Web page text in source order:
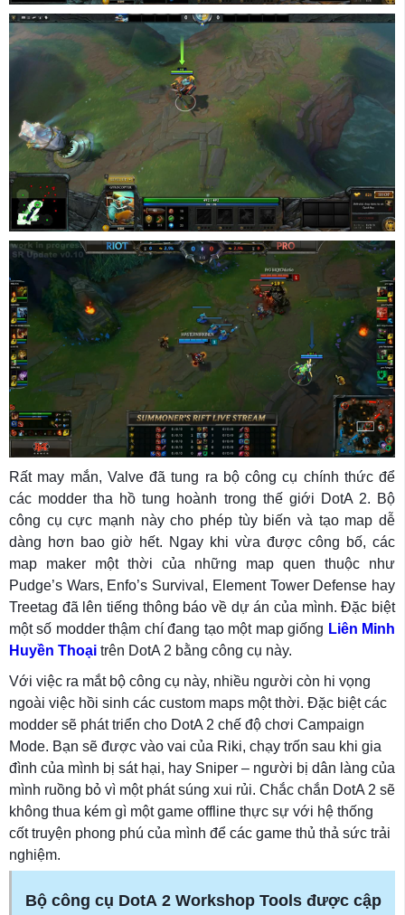
Rất may mắn, Valve đã tung ra bộ công cụ chính thức để
các modder tha hồ tung hoành trong thế giới DotA 2. Bộ
công cụ cực mạnh này cho phép tùy biến và tạo map dễ
dàng hơn bao giờ hết. Ngay khi vừa được công bố, các
map maker một thời của những map quen thuộc như
Pudge’s Wars, Enfo’s Survival, Element Tower Defense hay
Treetag đã lên tiếng thông báo về dự án của mình. Đặc biệt
một số modder thậm chí đang tạo một map giống Liên Minh
Huyền Thoại trên DotA 2 bằng công cụ này.
Với việc ra mắt bộ công cụ này, nhiều người còn hi vọng
ngoài việc hồi sinh các custom maps một thời. Đặc biệt các
modder sẽ phát triển cho DotA 2 chế độ chơi Campaign
Mode. Bạn sẽ được vào vai của Riki, chạy trốn sau khi gia
đình của mình bị sát hại, hay Sniper – người bị dân làng của
mình ruồng bỏ vì một phát súng xui rủi. Chắc chắn DotA 2 sẽ
không thua kém gì một game offline thực sự với hệ thống
cốt truyện phong phú của mình để các game thủ thả sức trải
nghiệm.
Bộ công cụ DotA 2 Workshop Tools được cập